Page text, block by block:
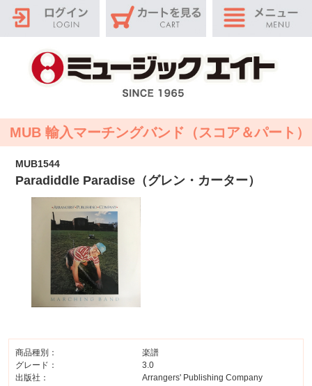
MUB 輸入マーチングバンド（スコア＆パート）
MUB1544
Paradiddle Paradise（グレン・カーター）
商品種別：
楽譜
グレード：
3.0
出版社：
Arrangers' Publishing Company